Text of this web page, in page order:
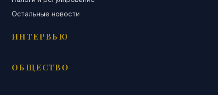
Остальные новости
ИНТЕРВЬЮ
ОБЩЕСТВО